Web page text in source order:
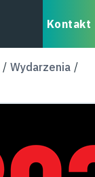
Kontakt
Wydarzenia